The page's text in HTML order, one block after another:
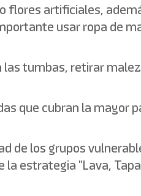
flores artificiales,
usar ropa de
tumbas, retirar
que cubran la mayor
de los grupos
estrategia "Lava,